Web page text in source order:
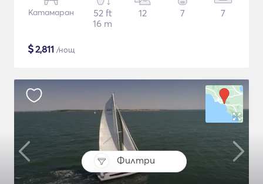
Филтри
Катамаран
52 ft
16 m
12 7 7
$2,811 /нощ